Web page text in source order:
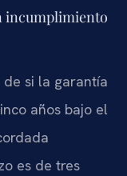
incumplimiento
si la garantía
años bajo el
es de tres